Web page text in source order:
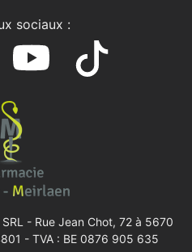
sociaux :
- Rue Jean Chot, 72 à 5670
- TVA : BE 0876 905 635